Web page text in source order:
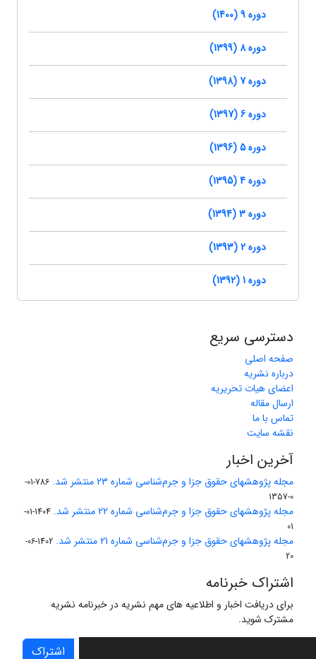
دوره 9 (1400)
دوره 8 (1399)
دوره 7 (1398)
دوره 6 (1397)
دوره 5 (1396)
دوره 4 (1395)
دوره 3 (1394)
دوره 2 (1393)
دوره 1 (1392)
دسترسی سریع
صفحه اصلی
درباره نشریه
اعضای هیات تحریریه
ارسال مقاله
تماس با ما
نقشه سایت
آخرین اخبار
مجله پژوهشهای حقوق جزا و جرم‌شناسی شماره 23 منتشر شد.
786-01-
0-1357
مجله پژوهشهای حقوق جزا و جرم‌شناسی شماره 22 منتشر شد.
1404-01-
01
مجله پژوهشهای حقوق جزا و جرم‌شناسی شماره 21 منتشر شد.
1402-06-
20
اشتراک خبرنامه
برای دریافت اخبار و اطلاعیه های مهم نشریه در خبرنامه نشریه
مشترک شوید.
اشتراک